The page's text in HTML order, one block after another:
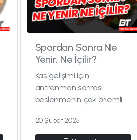
Spordan Sonra Ne
Yenir, Ne İçilir?
Kas gelişimi için
antrenman sonrası
beslenmenin çok önemli
sandığımız kadar gerekli
bir husus değildir. Genel
20 Şubat 2025